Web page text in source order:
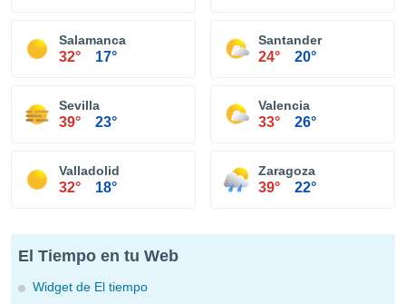
Salamanca
32° 17°
Santander
24° 20°
Sevilla
39° 23°
Valencia
33° 26°
Valladolid
32° 18°
Zaragoza
39° 22°
El Tiempo en tu Web
Widget de El tiempo